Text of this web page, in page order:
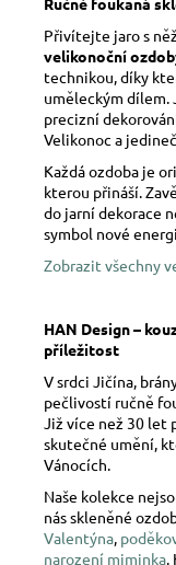
Přivítejte jaro s
velikonoční
technikou, díky
uměleckým dílem.
precizní
Velikonoc a
Každá ozdoba je
kterou přináší.
do jarní dekorace
symbol nové
Zobrazit všechny
HAN Design –
příležitost
V srdci Jičína,
pečlivostí ručně
Již více než 30 let
skutečné umění,
Vánocích.
Naše kolekce
nás skleněné
Valentýna,
narození miminka.